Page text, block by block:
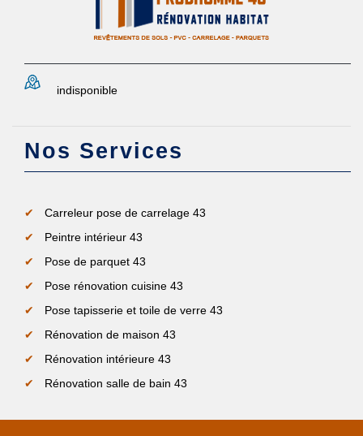
indisponible
Nos Services
Carreleur pose de carrelage 43
Peintre intérieur 43
Pose de parquet 43
Pose rénovation cuisine 43
Pose tapisserie et toile de verre 43
Rénovation de maison 43
Rénovation intérieure 43
Rénovation salle de bain 43